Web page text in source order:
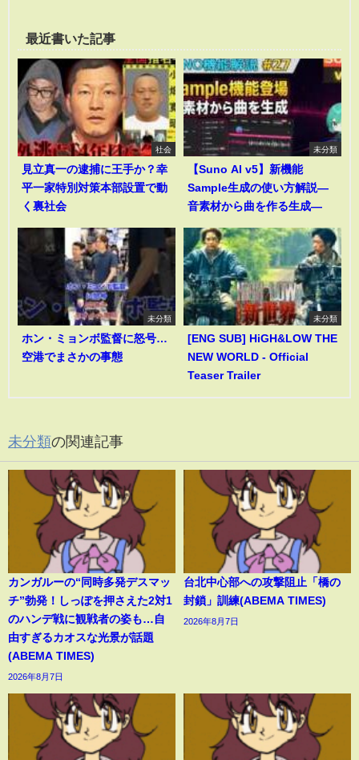
最近書いた記事
社会
見立真一の逮捕に王手か？幸
平一家特別対策本部設置で動
く裏社会
未分類
【Suno AI v5】新機能
Sample生成の使い方解説―
音素材から曲を作る生成―
未分類
ホン・ミョンボ監督に怒号…
空港でまさかの事態
未分類
[ENG SUB] HiGH&LOW THE
NEW WORLD - Official
Teaser Trailer
未分類の関連記事
カンガルーの“同時多発デスマッ
チ”勃発！しっぽを押さえた2対1
のハンデ戦に観戦者の姿も…自
由すぎるカオスな光景が話題
(ABEMA TIMES)
2026年8月7日
台北中心部への攻撃阻止「橋の
封鎖」訓練(ABEMA TIMES)
2026年8月7日